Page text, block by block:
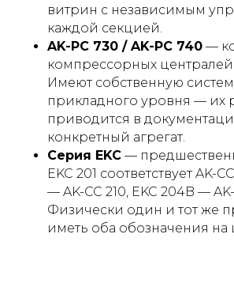
витрин с независимым
каждой секцией.
AK-PC 730 / AK-PC 740 —
компрессорных централей
Имеют собственную
прикладного уровня — их
приводится в
конкретный агрегат.
Серия EKC —
EKC 201 соответствует AK-
— AK-CC 210, EKC 204B —
Физически один и тот же
иметь оба обозначения